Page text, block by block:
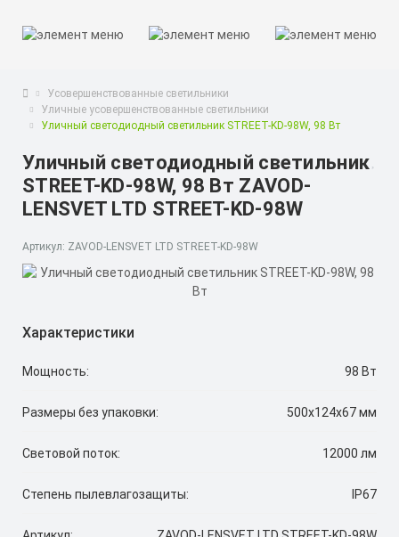
Усовершенствованные светильники
Уличные усовершенствованные светильники
Уличный светодиодный светильник STREET-KD-98W, 98 Вт
Уличный светодиодный светильник
STREET-KD-98W, 98 Вт ZAVOD-
LENSVET LTD STREET-KD-98W
Артикул: ZAVOD-LENSVET LTD STREET-KD-98W
Характеристики
Мощность: 98 Вт
Размеры без упаковки: 500х124х67 мм
Световой поток: 12000 лм
Степень пылевлагозащиты: IP67